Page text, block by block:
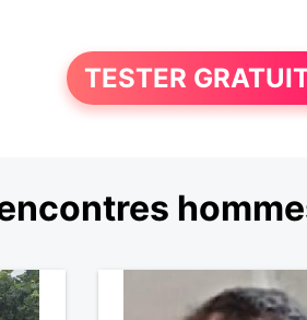
TESTER